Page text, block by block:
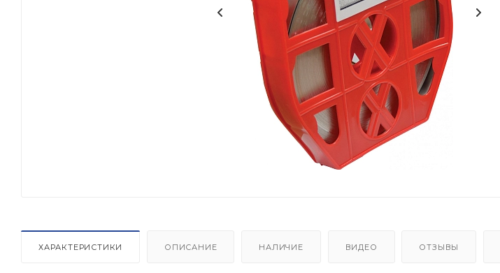
ХАРАКТЕРИСТИКИ ОПИСАНИЕ НАЛИЧИЕ ВИДЕО ОТЗЫВЫ